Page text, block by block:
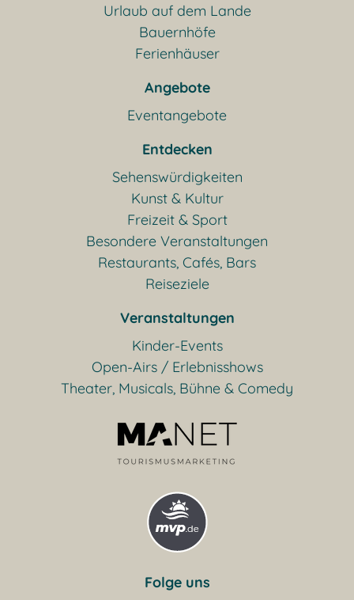
Urlaub auf dem Lande
Bauernhöfe
Ferienhäuser
Angebote
Eventangebote
Entdecken
Sehenswürdigkeiten
Kunst & Kultur
Freizeit & Sport
Besondere Veranstaltungen
Restaurants, Cafés, Bars
Reiseziele
Veranstaltungen
Kinder-Events
Open-Airs / Erlebnisshows
Theater, Musicals, Bühne & Comedy
Folge uns